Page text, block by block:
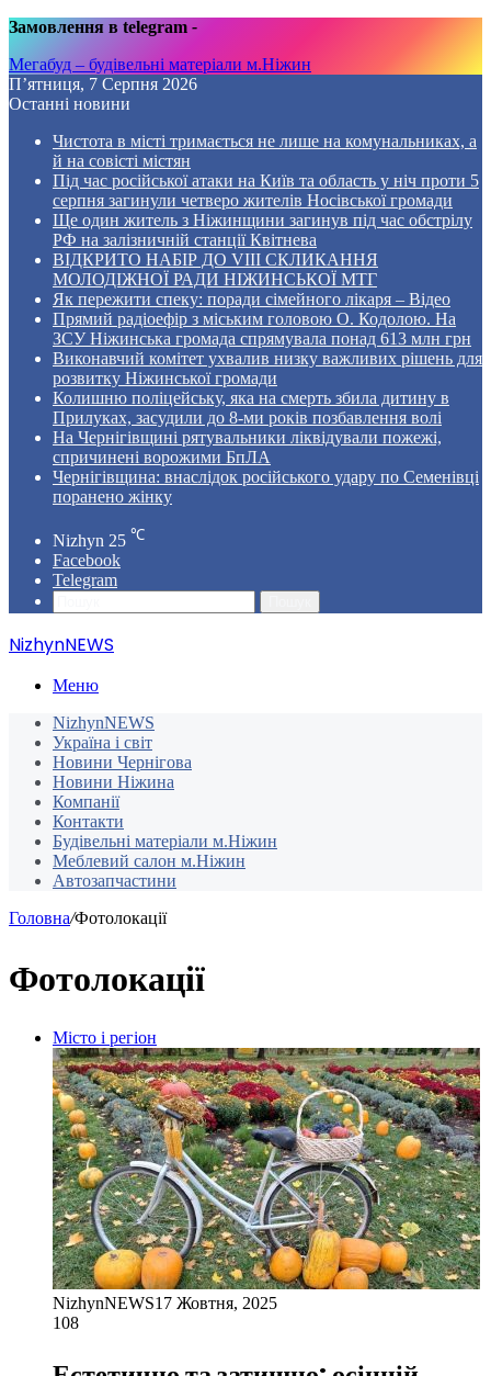
Замовлення в telegram -
Мегабуд – будівельні матеріали м.Ніжин
П’ятниця, 7 Серпня 2026
Останні новини
Чистота в місті тримається не лише на комунальниках, а
й на совісті містян
Під час російської атаки на Київ та область у ніч проти 5
серпня загинули четверо жителів Носівської громади
Ще один житель з Ніжинщини загинув під час обстрілу
РФ на залізничній станції Квітнева
ВІДКРИТО НАБІР ДО VIII СКЛИКАННЯ
МОЛОДІЖНОЇ РАДИ НІЖИНСЬКОЇ МТГ
Як пережити спеку: поради сімейного лікаря – Відео
Прямий радіоефір з міським головою О. Кодолою. На
ЗСУ Ніжинська громада спрямувала понад 613 млн грн
Виконавчий комітет ухвалив низку важливих рішень для
розвитку Ніжинської громади
Колишню поліцейську, яка на смерть збила дитину в
Прилуках, засудили до 8-ми років позбавлення волі
На Чернігівщині рятувальники ліквідували пожежі,
спричинені ворожими БпЛА
Чернігівщина: внаслідок російського удару по Семенівці
поранено жінку
Nizhyn 25 ℃
Facebook
Telegram
NizhynNEWS
Меню
NizhynNEWS
Україна і світ
Новини Чернігова
Новини Ніжина
Компанії
Контакти
Будівельні матеріали м.Ніжин
Меблевий салон м.Ніжин
Автозапчастини
Головна/Фотолокації
Фотолокації
Місто і регіон
NizhynNEWS17 Жовтня, 2025
108